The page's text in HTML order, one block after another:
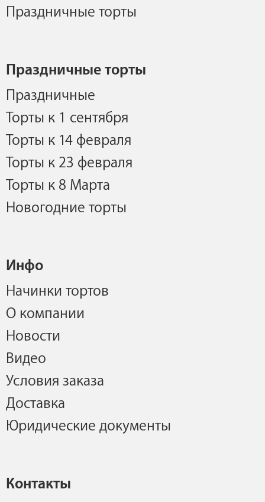
Праздничные торты
Праздничные торты
Праздничные
Торты к 1 сентября
Торты к 14 февраля
Торты к 23 февраля
Торты к 8 Марта
Новогодние торты
Инфо
Начинки тортов
О компании
Новости
Видео
Условия заказа
Доставка
Юридические документы
Контакты